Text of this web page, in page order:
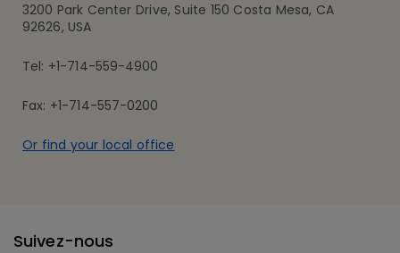
3200 Park Center Drive, Suite 150 Costa Mesa, CA
92626, USA
Tel: +1-714-559-4900
Fax: +1-714-557-0200
Or find your local office
Suivez-nous